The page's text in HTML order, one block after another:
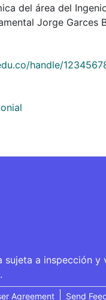
del área del
Jorge Garces
handle/
a inspección
Agreement Send